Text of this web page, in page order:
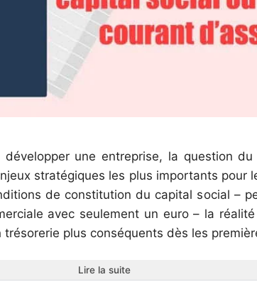
une entreprise, la question du
stratégiques les plus importants pour
de constitution du capital social –
avec seulement un euro – la
plus conséquents dès les
Lire la suite